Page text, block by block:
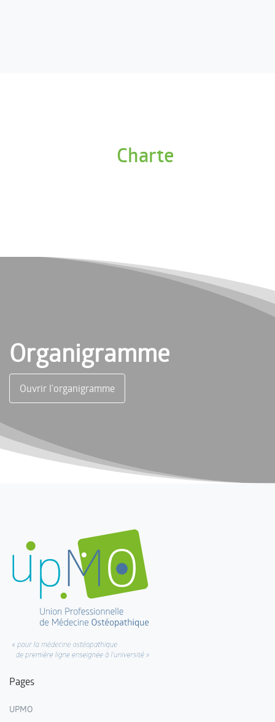
Charte
Organigramme
Ouvrir l'organigramme
Pages
UPMO